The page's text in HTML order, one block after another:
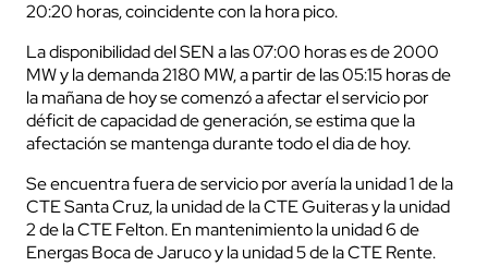
20:20 horas, coincidente con la hora pico.
La disponibilidad del SEN a las 07:00 horas es de 2000
MW y la demanda 2180 MW, a partir de las 05:15 horas de
la mañana de hoy se comenzó a afectar el servicio por
déficit de capacidad de generación, se estima que la
afectación se mantenga durante todo el dia de hoy.
Se encuentra fuera de servicio por avería la unidad 1 de la
CTE Santa Cruz, la unidad de la CTE Guiteras y la unidad
2 de la CTE Felton. En mantenimiento la unidad 6 de
Energas Boca de Jaruco y la unidad 5 de la CTE Rente.